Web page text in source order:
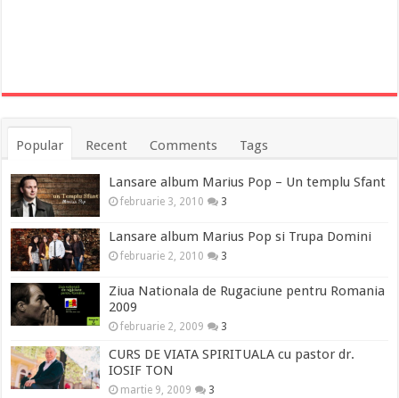
Popular Recent Comments Tags
Lansare album Marius Pop – Un templu Sfant
februarie 3, 2010 3
Lansare album Marius Pop si Trupa Domini
februarie 2, 2010 3
Ziua Nationala de Rugaciune pentru Romania
2009
februarie 2, 2009 3
CURS DE VIATA SPIRITUALA cu pastor dr.
IOSIF TON
martie 9, 2009 3